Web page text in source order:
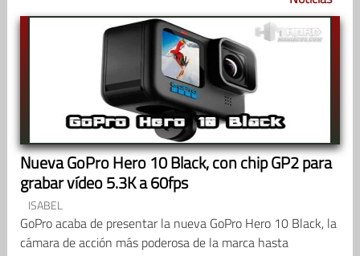
Nueva GoPro Hero 10 Black, con chip GP2 para
grabar vídeo 5.3K a 60fps
ISABEL
GoPro acaba de presentar la nueva GoPro Hero 10 Black, la
cámara de acción más poderosa de la marca hasta